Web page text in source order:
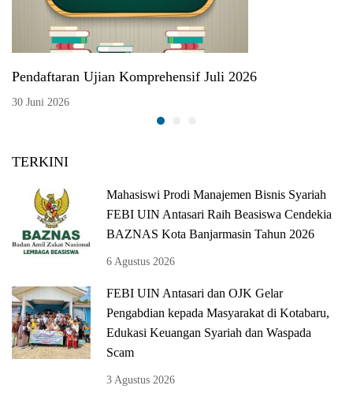
Pendaftaran Ujian Komprehensif Juli 2026
30 Juni 2026
TERKINI
Mahasiswi Prodi Manajemen Bisnis Syariah
FEBI UIN Antasari Raih Beasiswa Cendekia
BAZNAS Kota Banjarmasin Tahun 2026
6 Agustus 2026
FEBI UIN Antasari dan OJK Gelar
Pengabdian kepada Masyarakat di Kotabaru,
Edukasi Keuangan Syariah dan Waspada
Scam
3 Agustus 2026